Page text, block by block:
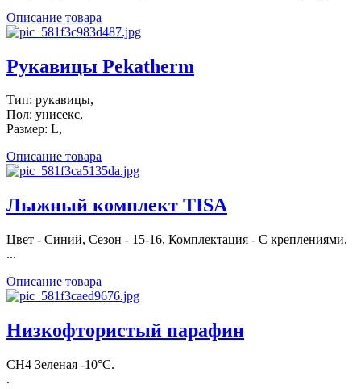
Описание товара
Рукавицы Pekatherm
Тип: рукавицы,
Пол: унисекс,
Размер: L,
Описание товара
Лыжный комплект TISA
Цвет - Синий, Сезон - 15-16, Комплектация - С креплениями,
...
Описание товара
Низкофтористый парафин
CH4 Зеленая -10°С.
.